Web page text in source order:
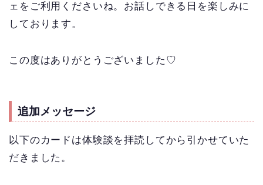
ェをご利用くださいね。お話しできる日を楽しみに
しております。
この度はありがとうございました♡
追加メッセージ
以下のカードは体験談を拝読してから引かせていた
だきました。